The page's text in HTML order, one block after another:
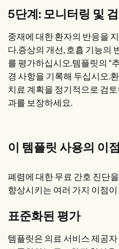
5단계: 모니터링 및
중재에 대한 환자의 반응을
다.증상의 개선, 호흡 기능의
를 평가하십시오.템플릿의 “
경 사항을 기록해 두십시오.
치료 계획을 정기적으로 검
과를 보장하세요.
이 템플릿 사용의 이점
폐렴에 대한 무료 간호 진단
향상시키는 여러 가지 이점
표준화된 평가
템플릿은 의료 서비스 제공